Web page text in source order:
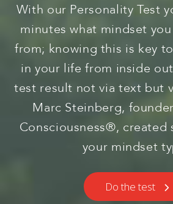
With our Personality Test
minutes what mindset
from; knowing this is key
in your life from inside
test result not via text but
Marc Steinberg,
Consciousness®, created
your mindset
Do the test